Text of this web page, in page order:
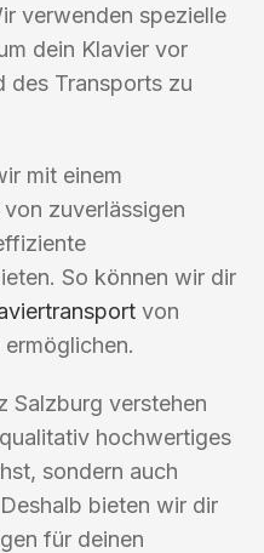
verwenden spezielle
dein Klavier vor
des Transports zu
mit einem
zuverlässigen
So können wir dir
von
Salzburg verstehen
hochwertiges
sondern auch
bieten wir dir
für deinen